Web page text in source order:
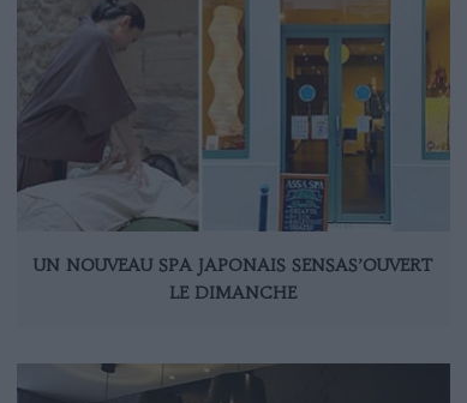
UN NOUVEAU SPA JAPONAIS SENSAS’OUVERT
LE DIMANCHE